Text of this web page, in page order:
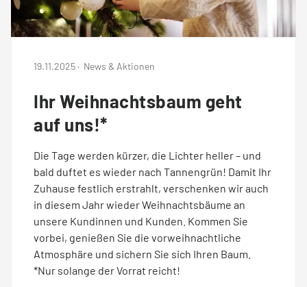
19.11.2025 · News & Aktionen
Ihr Weihnachtsbaum geht
auf uns!*
Die Tage werden kürzer, die Lichter heller – und
bald duftet es wieder nach Tannengrün! Damit Ihr
Zuhause festlich erstrahlt, verschenken wir auch
in diesem Jahr wieder Weihnachtsbäume an
unsere Kundinnen und Kunden. Kommen Sie
vorbei, genießen Sie die vorweihnachtliche
Atmosphäre und sichern Sie sich Ihren Baum.
*Nur solange der Vorrat reicht!